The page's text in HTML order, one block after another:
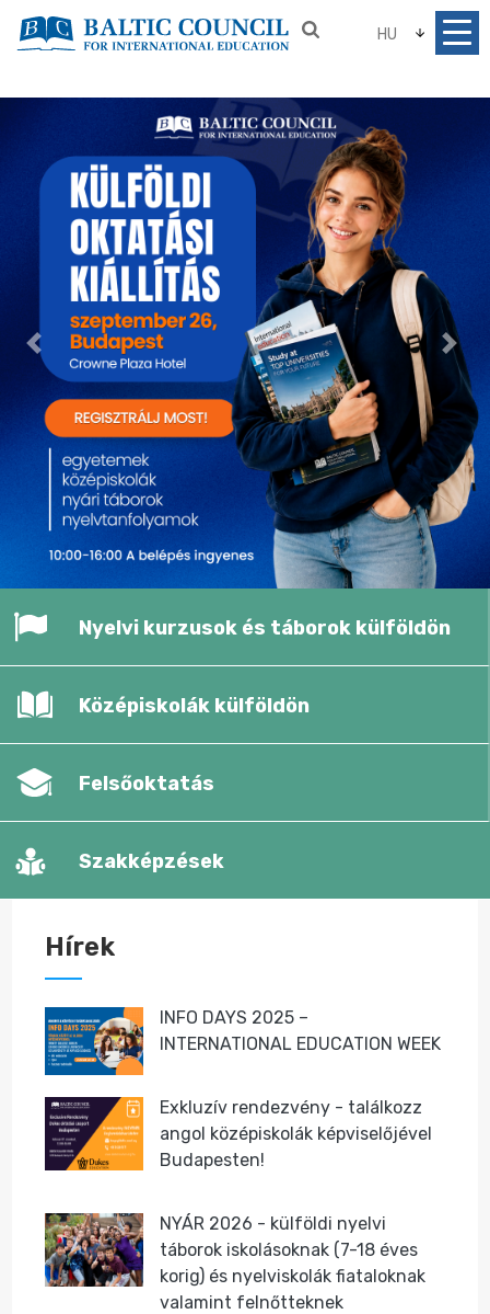
HU
Previous
Nyelvi kurzusok és táborok külföldön
Középiskolák külföldön
Felsőoktatás
Szakképzések
Hírek
INFO DAYS 2025 –
INTERNATIONAL EDUCATION WEEK
Exkluzív rendezvény - találkozz
angol középiskolák képviselőjével
Budapesten!
NYÁR 2026 - külföldi nyelvi
táborok iskolásoknak (7-18 éves
korig) és nyelviskolák fiataloknak
valamint felnőtteknek